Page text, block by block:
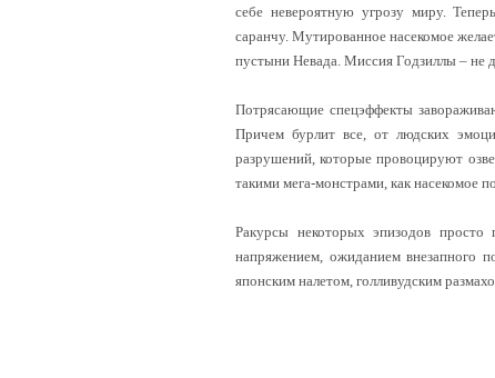
себе невероятную угрозу миру.
саранчу. Мутированное насекомое
пустыни Невада. Миссия Годзиллы – не
Потрясающие спецэффекты
Причем бурлит все, от людских
разрушений, которые провоцируют
такими мега-монстрами, как насекомое
Ракурсы некоторых эпизодов
напряжением, ожиданием внезапного
японским налетом, голливудским